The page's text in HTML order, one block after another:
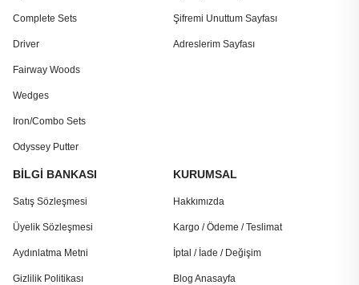
Complete Sets
Driver
Fairway Woods
Wedges
Iron/Combo Sets
Odyssey Putter
Şifremi Unuttum Sayfası
Adreslerim Sayfası
BİLGİ BANKASI
Satış Sözleşmesi
Üyelik Sözleşmesi
Aydınlatma Metni
Gizlilik Politikası
KURUMSAL
Hakkımızda
Kargo / Ödeme / Teslimat
İptal / İade / Değişim
Blog Anasayfa